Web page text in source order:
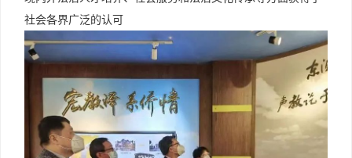
社会各界广泛的认可